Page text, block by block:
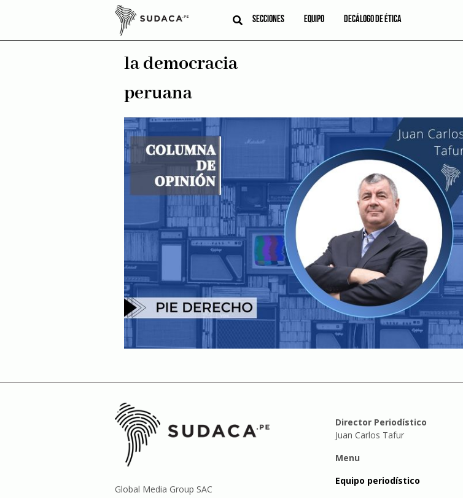
SECCIONES EQUIPO DECÁLOGO DE ÉTICA
la democracia
peruana
Global Media Group SAC
Director Periodístico
Juan Carlos Tafur
Menu
Equipo periodístico